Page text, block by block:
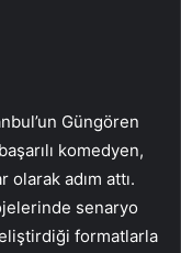
Güngören
komedyen,
adım attı.
senaryo
formatlarla